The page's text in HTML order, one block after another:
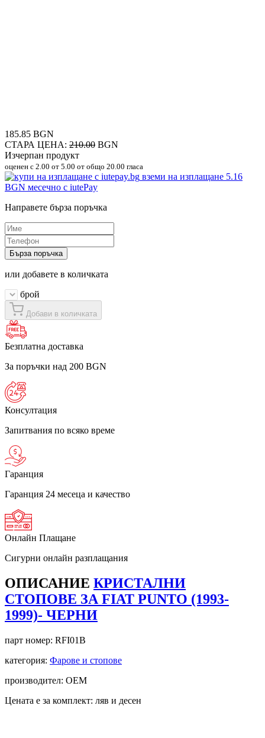
185.85 BGN
СТАРА ЦЕНА: 210.00 BGN
Изчерпан продукт
оценен с 2.00 от 5.00 от общо 20.00 гласа
вземи на изплащане 5.16
BGN месечно с iutePay
Направете бърза поръчка
Бърза поръчка
или добавете в количката
брой
Добави в количката
Безплатна доставка
За поръчки над 200 BGN
Консултация
Запитвания по всяко време
Гаранция
Гаранция 24 месеца и качество
Онлайн Плащане
Сигурни онлайн разплащания
ОПИСАНИЕ КРИСТАЛНИ
СТОПОВЕ ЗА FIAT PUNTO (1993-
1999)- ЧЕРНИ
парт номер: RFI01B
категория: Фарове и стопове
производител: OEM
Цената е за комплект: ляв и десен